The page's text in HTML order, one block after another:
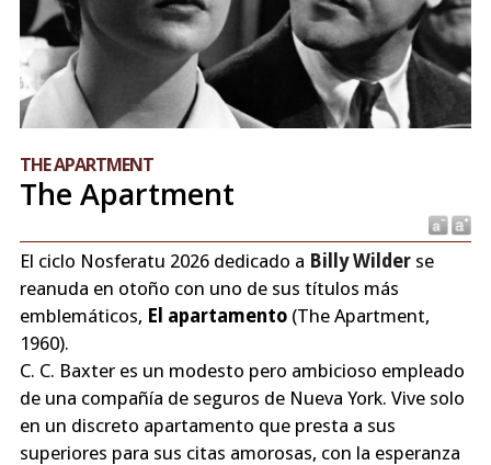
THE APARTMENT
The Apartment
El ciclo Nosferatu 2026 dedicado a Billy Wilderse
reanuda en otoño con uno de sus títulos más
emblemáticos, El apartamento(The Apartment,
1960).
C. C. Baxter es un modesto pero ambicioso empleado
de una compañía de seguros de Nueva York. Vive solo
en un discreto apartamento que presta a sus
superiores para sus citas amorosas, con la esperanza